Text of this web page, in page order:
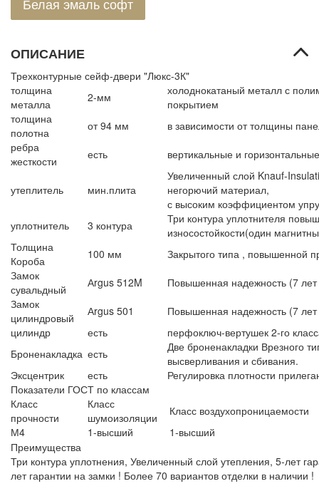
ОПИСАНИЕ
Трехконтурные сейф-двери "Люкс-3К"
толщина
металла
2-мм
холоднокатаный металл с
покрытием
толщина
полотна
от 94 мм
в зависимости от толщины
ребра
жесткости
есть вертикальные и
утеплитель мин.плита
Увеличенный слой Knauf-
негорючий материал,
с высоким коэффициентом
уплотнитель
3 контура
Три контура уплотнителя
износостойкости(один
Толщина
Короба
100 мм
Закрытого типа , повышенной
Замок
сувальдный
Аrgus 512M
Повышенная надежность (7 лет
Замок
цилиндровый
Аrgus 501
Повышенная надежность (7 лет
цилиндр
есть
перфоключ-вертушек 2-го
Броненакладка есть
Две броненакладки Врезного
высверливания и сбивания.
Эксцентрик
есть
Регулировка плотности
Показатели ГОСТ по классам
Класс
прочности
Класс
шумоизоляции
Класс воздухопроницаемости
М4
1-высший
1-высший
Преимущества
Три контура уплотнения, Увеличенный слой утепления, 5-лет
лет гарантии на замки ! Более 70 вариантов отделки в наличии !